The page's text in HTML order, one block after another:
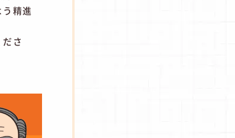
精進
さ